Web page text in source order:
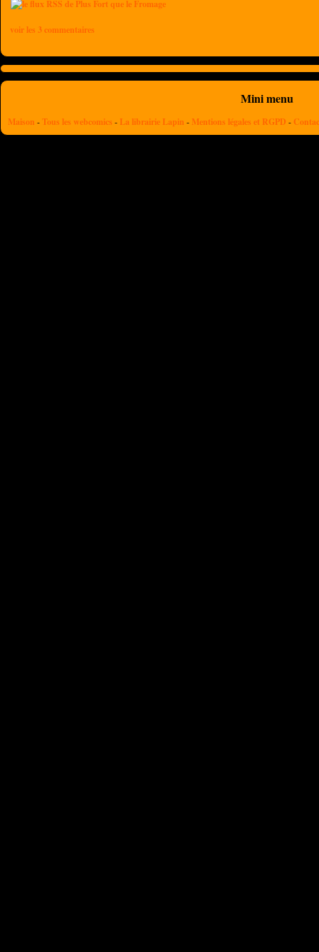
voir les 3 commentaires
Mini menu
Maison -Tous les webcomics - La librairie Lapin - Mentions légales et RGPD -